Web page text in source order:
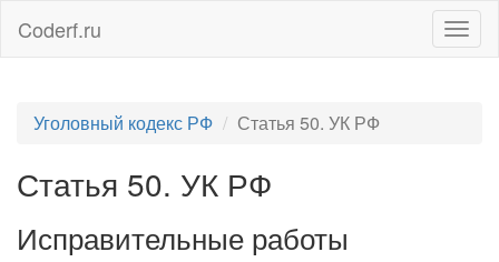
Coderf.ru
Уголовный кодекс РФ Статья 50. УК РФ
Статья 50. УК РФ
Исправительные работы